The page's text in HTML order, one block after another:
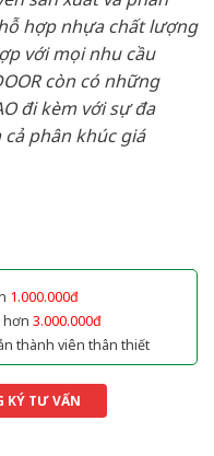
hợp nhựa chất lượng
với mọi nhu cầu
còn có những
đi kèm với sự đa
phân khúc giá
1.000.000đ
hơn 3.000.000đ
thành viên thân thiết
KÝ TƯ VẤN